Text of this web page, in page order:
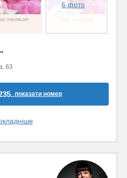
6 фото
63
показати номер